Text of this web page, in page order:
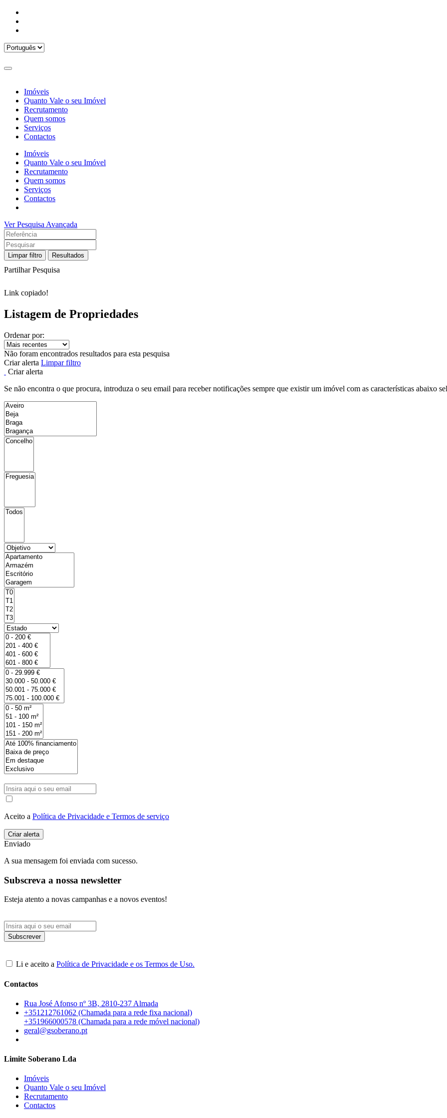
Imóveis
Quanto Vale o seu Imóvel
Recrutamento
Quem somos
Serviços
Contactos
Imóveis
Quanto Vale o seu Imóvel
Recrutamento
Quem somos
Serviços
Contactos
Ver Pesquisa Avançada
Limpar filtro Resultados
Partilhar Pesquisa
Link copiado!
Listagem de Propriedades
Ordenar por:
Não foram encontrados resultados para esta pesquisa
Criar alerta Limpar filtro
Criar alerta
Se não encontra o que procura, introduza o seu email para receber notificações sempre que existir um imóvel com as características abaixo
Aceito a Política de Privacidade e Termos de serviço
Enviado
A sua mensagem foi enviada com sucesso.
Subscreva a nossa newsletter
Esteja atento a novas campanhas e a novos eventos!
Li e aceito a Política de Privacidade e os Termos de Uso.
Contactos
Rua José Afonso nº 3B, 2810-237 Almada
+351212761062 (Chamada para a rede fixa nacional)
+351966000578 (Chamada para a rede móvel nacional)
geral@gsoberano.pt
Limite Soberano Lda
Imóveis
Quanto Vale o seu Imóvel
Recrutamento
Contactos